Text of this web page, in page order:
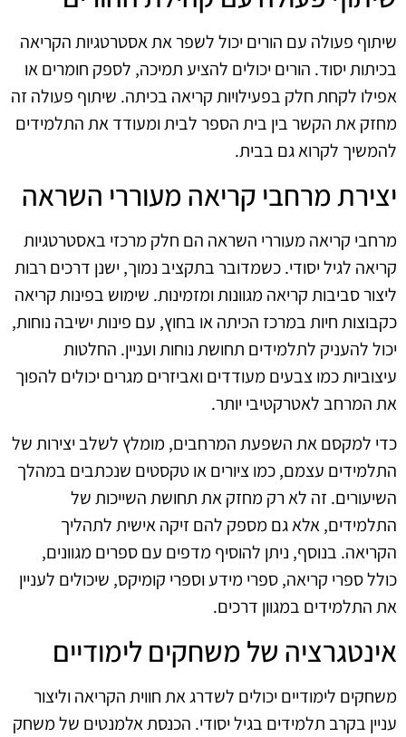
שיתוף פעולה עם הורים יכול לשפר את אסטרטגיות הקריאה
בכיתות יסוד. הורים יכולים להציע תמיכה, לספק חומרים או
אפילו לקחת חלק בפעילויות קריאה בכיתה. שיתוף פעולה זה
מחזק את הקשר בין בית הספר לבית ומעודד את התלמידים
להמשיך לקרוא גם בבית.
יצירת מרחבי קריאה מעוררי השראה
מרחבי קריאה מעוררי השראה הם חלק מרכזי באסטרטגיות
קריאה לגיל יסודי. כשמדובר בתקציב נמוך, ישנן דרכים רבות
ליצור סביבות קריאה מגוונות ומזמינות. שימוש בפינות קריאה
כקבוצות חיות במרכז הכיתה או בחוץ, עם פינות ישיבה נוחות,
יכול להעניק לתלמידים תחושת נוחות ועניין. החלטות
עיצוביות כמו צבעים מעודדים ואביזרים מגרים יכולים להפוך
את המרחב לאטרקטיבי יותר.
כדי למקסם את השפעת המרחבים, מומלץ לשלב יצירות של
התלמידים עצמם, כמו ציורים או טקסטים שנכתבים במהלך
השיעורים. זה לא רק מחזק את תחושת השייכות של
התלמידים, אלא גם מספק להם זיקה אישית לתהליך
הקריאה. בנוסף, ניתן להוסיף מדפים עם ספרים מגוונים,
כולל ספרי קריאה, ספרי מידע וספרי קומיקס, שיכולים לעניין
את התלמידים במגוון דרכים.
אינטגרציה של משחקים לימודיים
משחקים לימודיים יכולים לשדרג את חווית הקריאה וליצור
עניין בקרב תלמידים בגיל יסודי. הכנסת אלמנטים של משחק